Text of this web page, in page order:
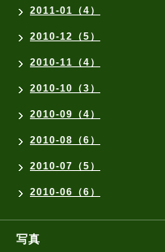
2011-01（4）
2010-12（5）
2010-11（4）
2010-10（3）
2010-09（4）
2010-08（6）
2010-07（5）
2010-06（6）
写真